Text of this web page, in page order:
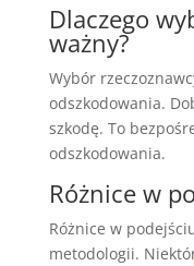
Dlaczego
ważny?
Wybór
odszkodowania.
szkodę. To
odszkodowania.
Różnice w
Różnice w
metodologii.